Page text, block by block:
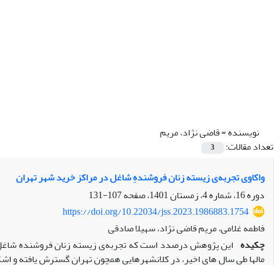
نویسنده =قاضی نژاد، مریم
تعداد مقالات:
3
واکاوی تجربه‌ی زیسته زنان فروشندهِ شاغل در مراکز خرید شهر تهران
دوره 16، شماره 4، زمستان 1401، صفحه
107-131
https://doi.org/10.22034/jss.2023.1986883.1754
فاطمه غلامی، مریم قاضی نژاد، سهیلا صادقی
چکیده این پژوهش درصدد است که تجربه‌ی زیسته زنان فروشنده
مال­ها طی سال­ های اخیر، در کلانشهرهایی همچون تهران گسترش یافته و